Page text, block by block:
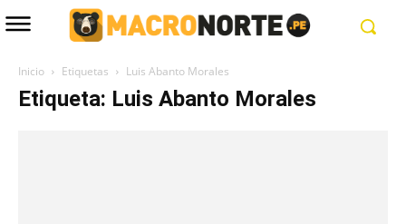
Inicio Etiquetas Luis Abanto Morales
Etiqueta: Luis Abanto Morales